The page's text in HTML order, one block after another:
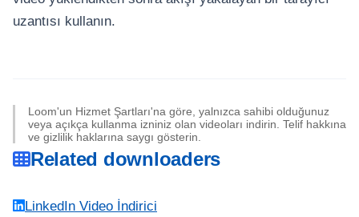
uzantısı kullanın.
Loom'un Hizmet Şartları'na göre, yalnızca sahibi olduğunuz
veya açıkça kullanma izniniz olan videoları indirin. Telif hakkına
ve gizlilik haklarına saygı gösterin.
Related downloaders
LinkedIn Video İndirici